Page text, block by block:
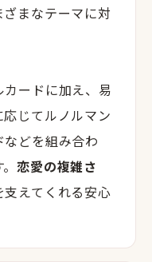
まなテーマに対
ードに加え、易
じてルノルマン
どを組み合わ
。恋愛の複雑さ
支えてくれる安心